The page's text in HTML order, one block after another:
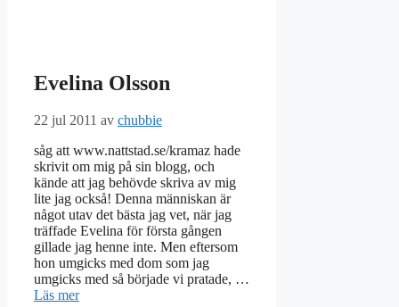
Evelina Olsson
22 jul 2011 av chubbie
såg att www.nattstad.se/kramaz hade
skrivit om mig på sin blogg, och
kände att jag behövde skriva av mig
lite jag också! Denna människan är
något utav det bästa jag vet, när jag
träffade Evelina för första gången
gillade jag henne inte. Men eftersom
hon umgicks med dom som jag
umgicks med så började vi pratade, …
Läs mer